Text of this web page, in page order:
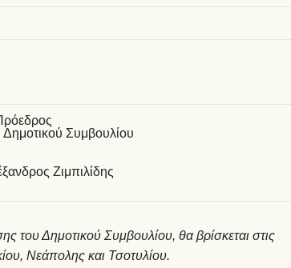
Δημοτικού Συμβουλίου
Ζιμπιλίδης
του Δημοτικού Συμβουλίου, θα βρίσκεται στις
Νεάπολης και Τσοτυλίου.